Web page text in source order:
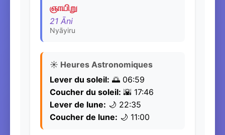
ஞாயிறு
21 Āni
Nyāyiru
☀️ Heures Astronomiques
Lever du soleil: 🌅 06:59
Coucher du soleil: 🌇 17:46
Lever de lune: 🌙 22:35
Coucher de lune: 🌙 11:00